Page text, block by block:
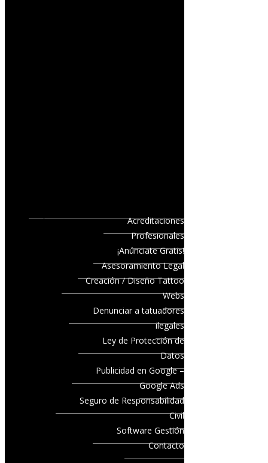
Acreditaciones
Profesionales
¡Anúnciate Gratis!
Asesoramiento Legal
Creación / Diseño Tattoo
Webs
Denunciar a tatuadores
ilegales
Ley de Protección de
Datos
Publicidad en Google –
Google Ads
Seguro de Responsabilidad
Civil
Software Gestión
Contacto